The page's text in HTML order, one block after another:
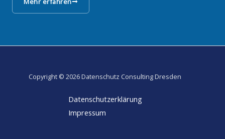
Copyright © 2026 Datenschutz Consulting Dresden
Datenschutzerklärung
Impressum